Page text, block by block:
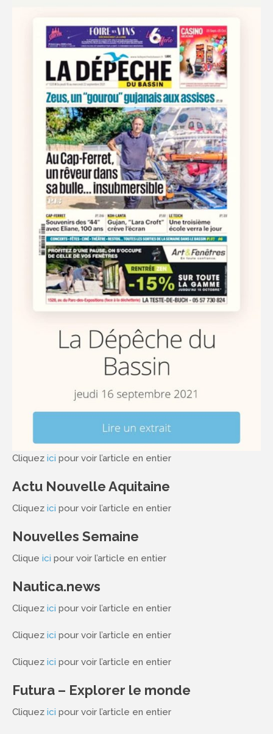
Cliquez ici pour voir l’article en entier
Actu Nouvelle Aquitaine
Cliquez ici pour voir l’article en entier
Nouvelles Semaine
Clique ici pour voir l’article en entier
Nautica.news
Cliquez ici pour voir l’article en entier
Cliquez ici pour voir l’article en entier
Cliquez ici pour voir l’article en entier
Futura – Explorer le monde
Cliquez ici pour voir l’article en entier